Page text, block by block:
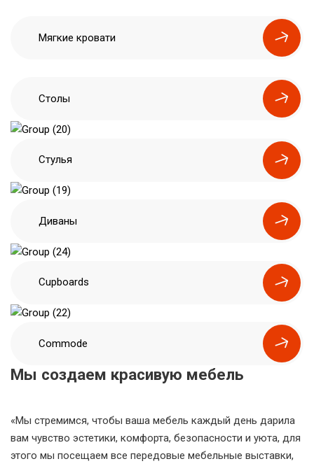
Мягкие кровати
Столы
Стулья
Диваны
Cupboards
Commode
Мы создаем красивую мебель
«Мы стремимся, чтобы ваша мебель каждый день дарила
вам чувство эстетики, комфорта, безопасности и уюта, для
этого мы посещаем все передовые мебельные выставки,